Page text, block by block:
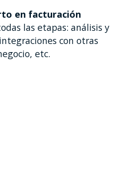
en facturación
las etapas: análisis y
con otras
etc.